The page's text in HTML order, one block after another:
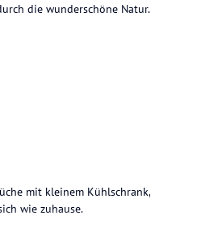
die wunderschöne Natur.
mit kleinem Kühlschrank,
wie zuhause.